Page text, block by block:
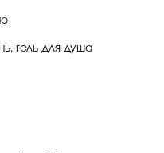
гель для душа